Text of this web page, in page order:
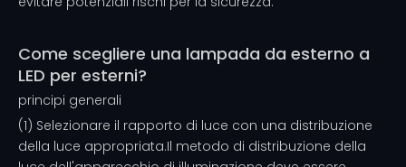
Come scegliere una lampada da esterno a
LED per esterni?
principi generali
(1) Selezionare il rapporto di luce con una distribuzione
della luce appropriata.Il metodo di distribuzione della